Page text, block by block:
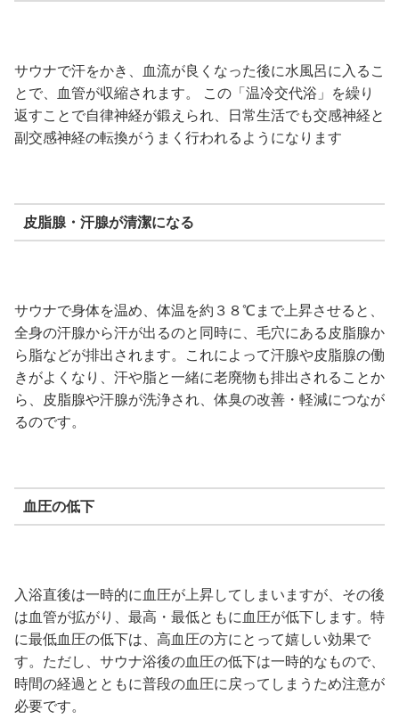
サウナで汗をかき、血流が良くなった後に水風呂に入るこ
とで、血管が収縮されます。 この「温冷交代浴」を繰り
返すことで自律神経が鍛えられ、日常生活でも交感神経と
副交感神経の転換がうまく行われるようになります
皮脂腺・汗腺が清潔になる
サウナで身体を温め、体温を約３８℃まで上昇させると、
全身の汗腺から汗が出るのと同時に、毛穴にある皮脂腺か
ら脂などが排出されます。これによって汗腺や皮脂腺の働
きがよくなり、汗や脂と一緒に老廃物も排出されることか
ら、皮脂腺や汗腺が洗浄され、体臭の改善・軽減につなが
るのです。
血圧の低下
入浴直後は一時的に血圧が上昇してしまいますが、その後
は血管が拡がり、最高・最低ともに血圧が低下します。特
に最低血圧の低下は、高血圧の方にとって嬉しい効果で
す。ただし、サウナ浴後の血圧の低下は一時的なもので、
時間の経過とともに普段の血圧に戻ってしまうため注意が
必要です。